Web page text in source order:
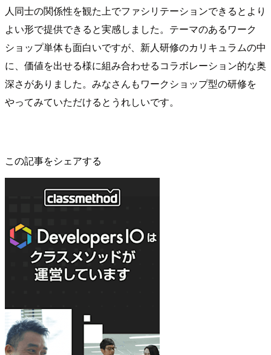
人同士の関係性を観た上でファシリテーションできるとより
よい形で提供できると実感しました。テーマのあるワーク
ショップ単体も面白いですが、新人研修のカリキュラムの中
に、価値を出せる様に組み合わせるコラボレーション的な奥
深さがありました。みなさんもワークショップ型の研修を
やってみていただけるとうれしいです。
この記事をシェアする